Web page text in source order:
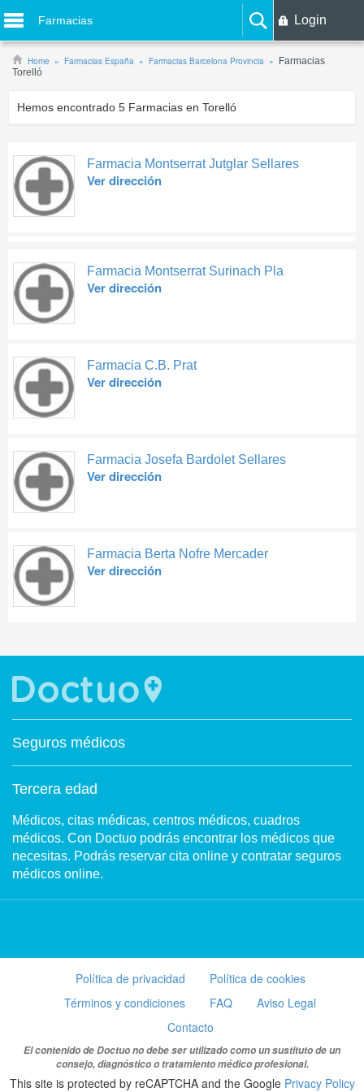
Farmacias Login
Home Farmacias España Farmacias Barcelona Provincia
Farmacias
Torelló
Hemos encontrado 5 Farmacias en Torelló
Farmacia Montserrat Jutglar Sellares
Ver dirección
Farmacia Montserrat Surinach Pla
Ver dirección
Farmacia C.B. Prat
Ver dirección
Farmacia Josefa Bardolet Sellares
Ver dirección
Farmacia Berta Nofre Mercader
Ver dirección
Seguros médicos
Tercera edad
Médicos, citas médicas, centros médicos, cuadros
médicos. Con Doctuo podrás encontrar los médicos que
necesitas. Podrás reservar cita online y contratar seguros
médicos online.
Política de privacidad
Política de cookies
Términos y condiciones
FAQ
Aviso Legal
Contacto
El contenido de Doctuo no debe ser utilizado como un sustituto de un
consejo, diagnóstico o tratamiento médico profesional.
This site is protected by reCAPTCHA and the Google Privacy Policy